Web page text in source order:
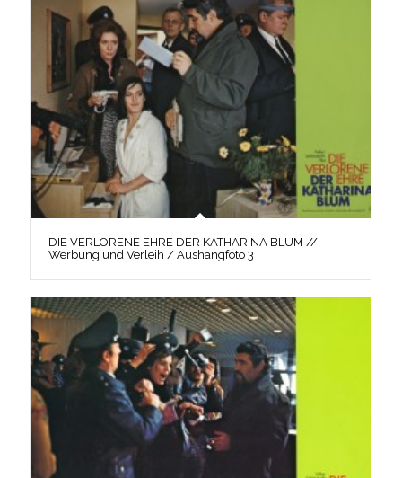
DIE VERLORENE EHRE DER KATHARINA BLUM //
Werbung und Verleih / Aushangfoto 3